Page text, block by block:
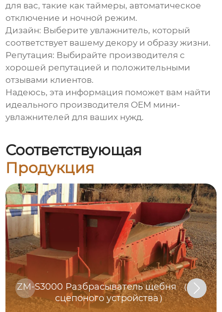
для вас, такие как таймеры, автоматическое
отключение и ночной режим.
Дизайн: Выберите увлажнитель, который
соответствует вашему декору и образу жизни.
Репутация: Выбирайте производителя с
хорошей репутацией и положительными
отзывами клиентов.
Надеюсь, эта информация поможет вам найти
идеального производителя OEM мини-
увлажнителей для ваших нужд.
Соответствующая
Продукция
ZM-S3000 Разбрасыватель щебня （Тип
сцепоного устройства）